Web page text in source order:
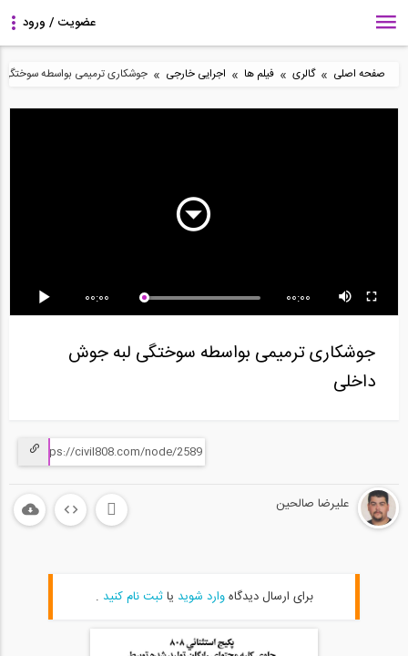
صفحه اصلی » گالری » فیلم ها » اجرایی خارجی » جوشکاری ترمیمی بواسطه
آزمایش بادبند کمانش
خطی شرکت THK ژاپن
00:00 00:00
جوشکاری ترمیمی بواسطه سوختگی لبه جوش
داخلی
علیرضا صالحین
برای ارسال دیدگاهوارد شوید یاثبت نام کنید .